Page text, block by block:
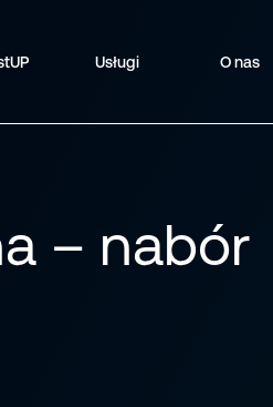
Usługi O nas
– nabór